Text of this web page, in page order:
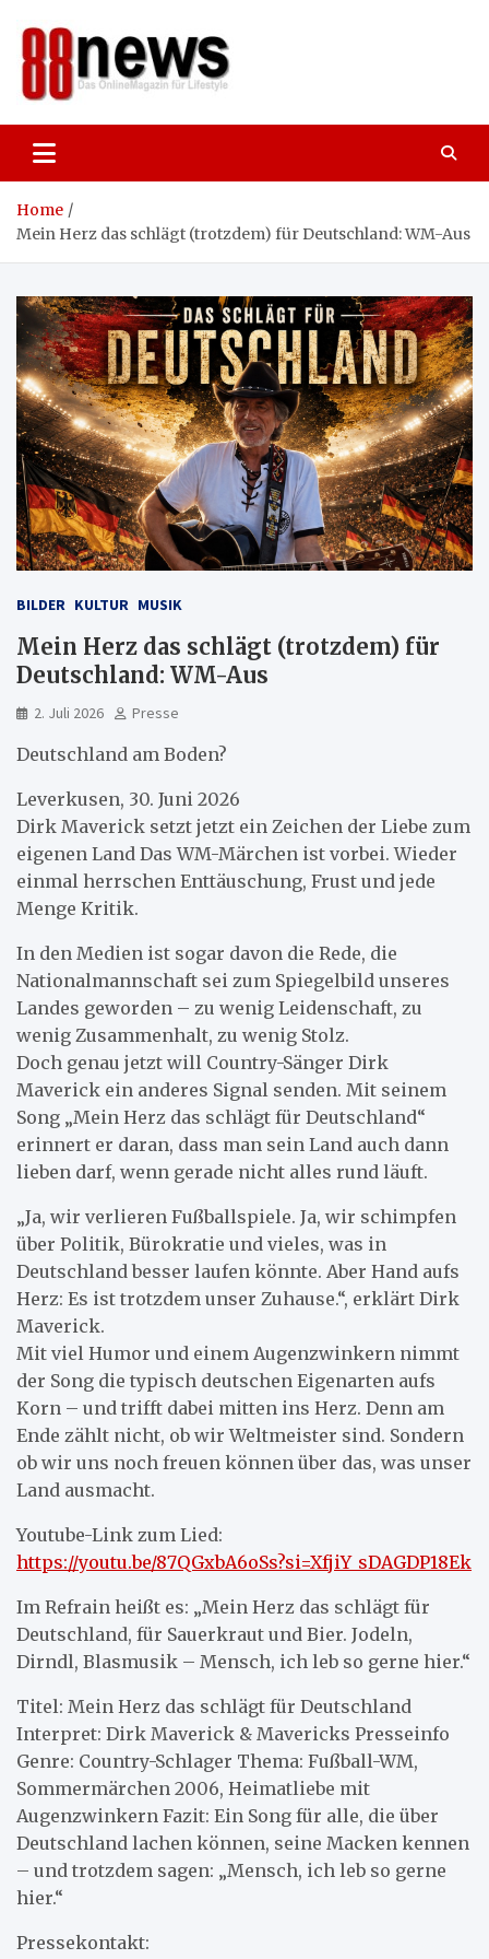
content
Home
Mein Herz das schlägt (trotzdem) für Deutschland: WM-Aus
BILDER KULTUR MUSIK
Mein Herz das schlägt (trotzdem) für
Deutschland: WM-Aus
2. Juli 2026 Presse
Deutschland am Boden?
Leverkusen, 30. Juni 2026
Dirk Maverick setzt jetzt ein Zeichen der Liebe zum
eigenen Land Das WM-Märchen ist vorbei. Wieder
einmal herrschen Enttäuschung, Frust und jede
Menge Kritik.
In den Medien ist sogar davon die Rede, die
Nationalmannschaft sei zum Spiegelbild unseres
Landes geworden – zu wenig Leidenschaft, zu
wenig Zusammenhalt, zu wenig Stolz.
Doch genau jetzt will Country-Sänger Dirk
Maverick ein anderes Signal senden. Mit seinem
Song „Mein Herz das schlägt für Deutschland“
erinnert er daran, dass man sein Land auch dann
lieben darf, wenn gerade nicht alles rund läuft.
„Ja, wir verlieren Fußballspiele. Ja, wir schimpfen
über Politik, Bürokratie und vieles, was in
Deutschland besser laufen könnte. Aber Hand aufs
Herz: Es ist trotzdem unser Zuhause.“, erklärt Dirk
Maverick.
Mit viel Humor und einem Augenzwinkern nimmt
der Song die typisch deutschen Eigenarten aufs
Korn – und trifft dabei mitten ins Herz. Denn am
Ende zählt nicht, ob wir Weltmeister sind. Sondern
ob wir uns noch freuen können über das, was unser
Land ausmacht.
Youtube-Link zum Lied:
https://youtu.be/87QGxbA6oSs?si=XfjiY_sDAGDP18Ek
Im Refrain heißt es: „Mein Herz das schlägt für
Deutschland, für Sauerkraut und Bier. Jodeln,
Dirndl, Blasmusik – Mensch, ich leb so gerne hier.“
Titel: Mein Herz das schlägt für Deutschland
Interpret: Dirk Maverick & Mavericks Presseinfo
Genre: Country-Schlager Thema: Fußball-WM,
Sommermärchen 2006, Heimatliebe mit
Augenzwinkern Fazit: Ein Song für alle, die über
Deutschland lachen können, seine Macken kennen
– und trotzdem sagen: „Mensch, ich leb so gerne
hier.“
Pressekontakt: